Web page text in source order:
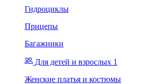
Гидроциклы
Прицепы
Багажники
Для детей и взрослых 1
Женские платья и костюмы